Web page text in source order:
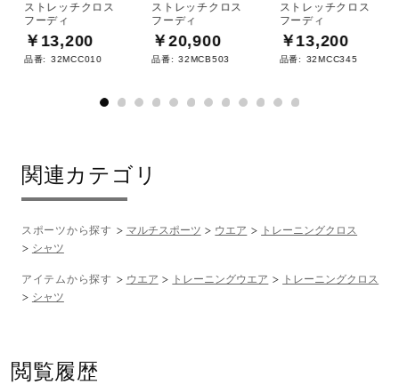
ストレッチクロス
フーディ
￥13,200
品番: 32MCC010
ストレッチクロス
フーディ
￥20,900
品番: 32MCB503
ストレッチクロス
フーディ
￥13,200
品番: 32MCC345
関連カテゴリ
スポーツから探す マルチスポーツ ウエア
トレーニングクロス
シャツ
アイテムから探す ウエア トレーニングウエア
トレーニングクロス
シャツ
閲覧履歴